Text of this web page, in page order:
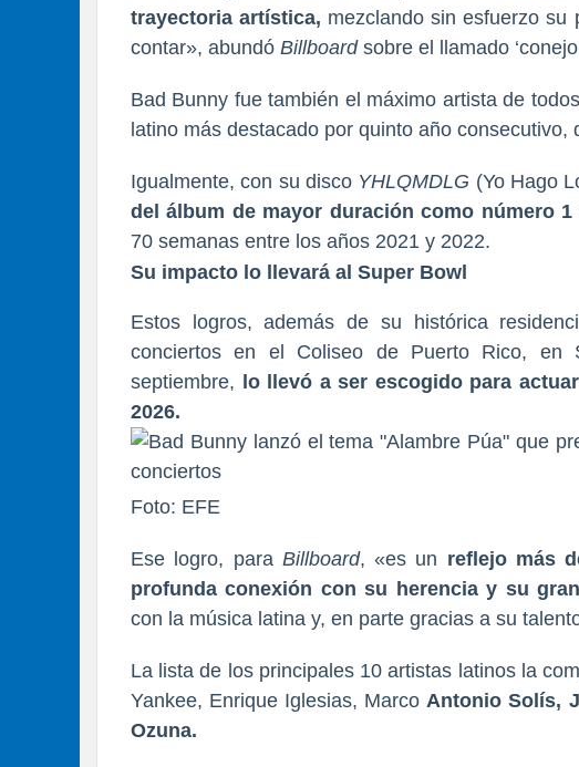
trayectoria artística, mezclando sin esfuerzo su
contar», abundó Billboard sobre el llamado ‘conejo
Bad Bunny fue también el máximo artista de
latino más destacado por quinto año consecutivo,
Igualmente, con su disco YHLQMDLG (Yo Hago
del álbum de mayor duración como número
70 semanas entre los años 2021 y 2022.
Su impacto lo llevará al Super Bowl
Estos logros, además de su histórica
conciertos en el Coliseo de Puerto Rico,
septiembre, lo llevó a ser escogido para
2026.
Foto: EFE
Ese logro, para Billboard, «es un reflejo más
profunda conexión con su herencia y su
con la música latina y, en parte gracias a su
La lista de los principales 10 artistas latinos la
Yankee, Enrique Iglesias, Marco Antonio Solís,
Ozuna.